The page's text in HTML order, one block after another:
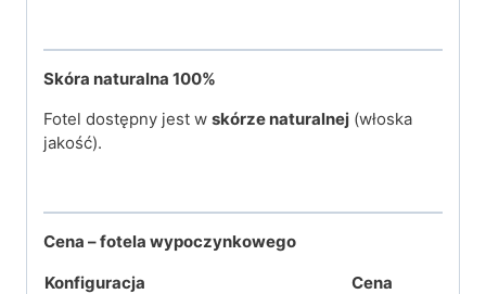
Skóra naturalna 100%
Fotel dostępny jest w skórze naturalnej (włoska
jakość).
Cena – fotela wypoczynkowego
Konfiguracja
Cena